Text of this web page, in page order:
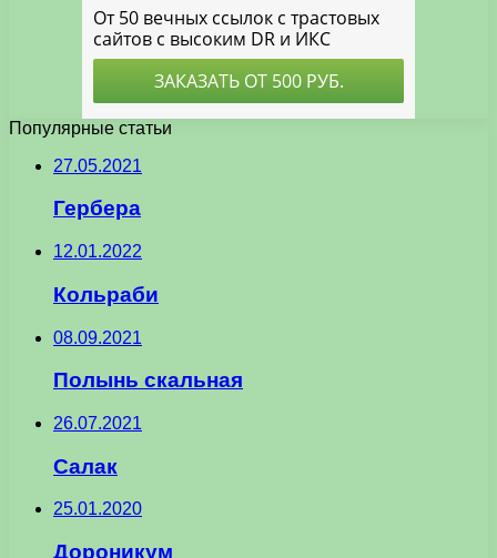
Популярные статьи
27.05.2021
Гербера
12.01.2022
Кольраби
08.09.2021
Полынь скальная
26.07.2021
Салак
25.01.2020
Дороникум